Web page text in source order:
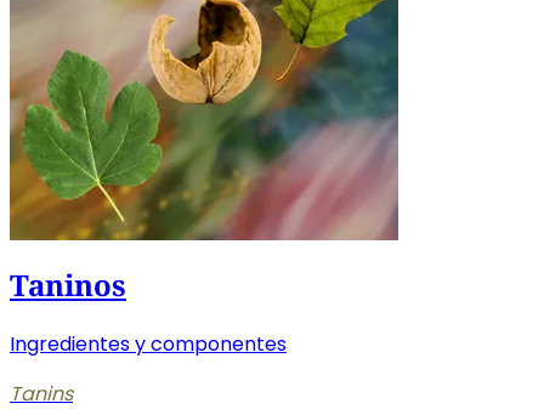
Taninos
Ingredientes y componentes
Tanins